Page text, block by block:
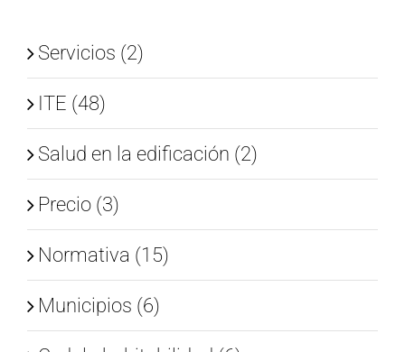
Servicios (2)
ITE (48)
Salud en la edificación (2)
Precio (3)
Normativa (15)
Municipios (6)